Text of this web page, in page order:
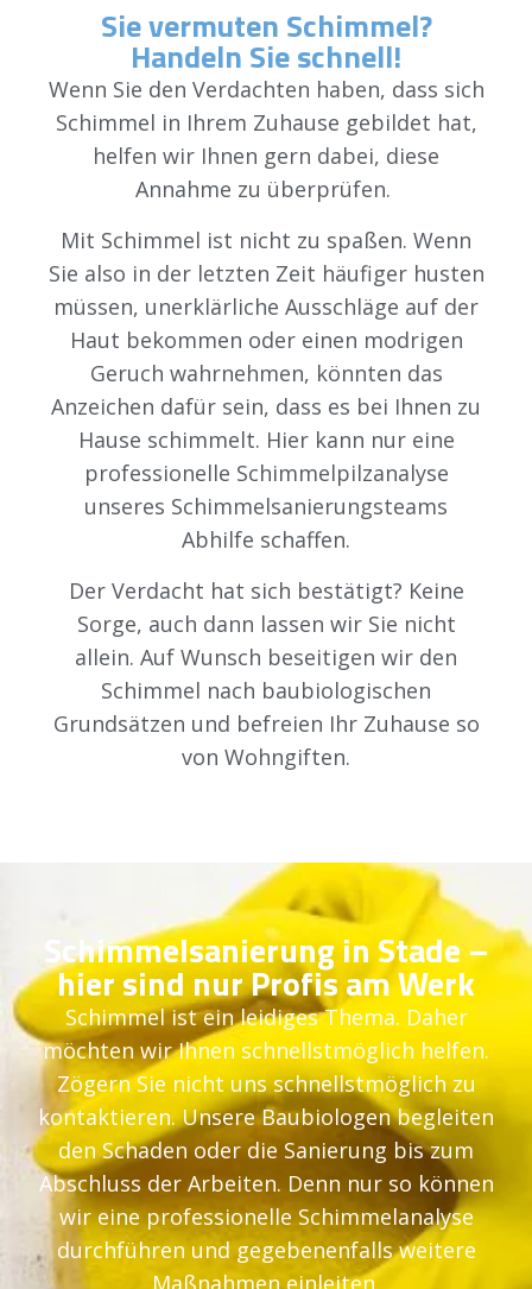
Sie vermuten Schimmel?
Handeln Sie schnell!
Wenn Sie den Verdachten haben, dass sich
Schimmel in Ihrem Zuhause gebildet hat,
helfen wir Ihnen gern dabei, diese
Annahme zu überprüfen.
Mit Schimmel ist nicht zu spaßen. Wenn
Sie also in der letzten Zeit häufiger husten
müssen, unerklärliche Ausschläge auf der
Haut bekommen oder einen modrigen
Geruch wahrnehmen, könnten das
Anzeichen dafür sein, dass es bei Ihnen zu
Hause schimmelt. Hier kann nur eine
professionelle Schimmelpilzanalyse
unseres Schimmelsanierungsteams
Abhilfe schaffen.
Der Verdacht hat sich bestätigt? Keine
Sorge, auch dann lassen wir Sie nicht
allein. Auf Wunsch beseitigen wir den
Schimmel nach baubiologischen
Grundsätzen und befreien Ihr Zuhause so
von Wohngiften.
Schimmelsanierung in Stade –
hier sind nur Profis am Werk
Schimmel ist ein leidiges Thema. Daher
möchten wir Ihnen schnellstmöglich helfen.
Zögern Sie nicht uns schnellstmöglich zu
kontaktieren. Unsere Baubiologen begleiten
den Schaden oder die Sanierung bis zum
Abschluss der Arbeiten. Denn nur so können
wir eine professionelle Schimmelanalyse
durchführen und gegebenenfalls weitere
Maßnahmen einleiten.